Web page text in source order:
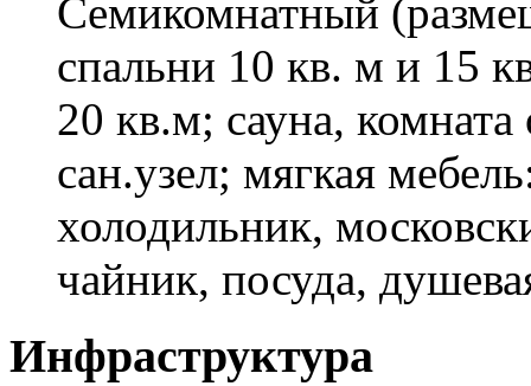
Семикомнатный
спальни 10 кв. м и 15
20 кв.м; сауна,
сан.узел; мягкая
холодильник,
чайник, посуда,
Инфраструктура